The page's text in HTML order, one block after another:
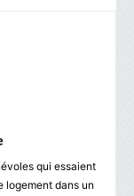
qui essaient
logement dans un